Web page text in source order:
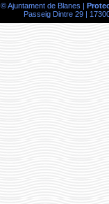
© Ajuntament de Blanes |
Passeig Dintre 29 |